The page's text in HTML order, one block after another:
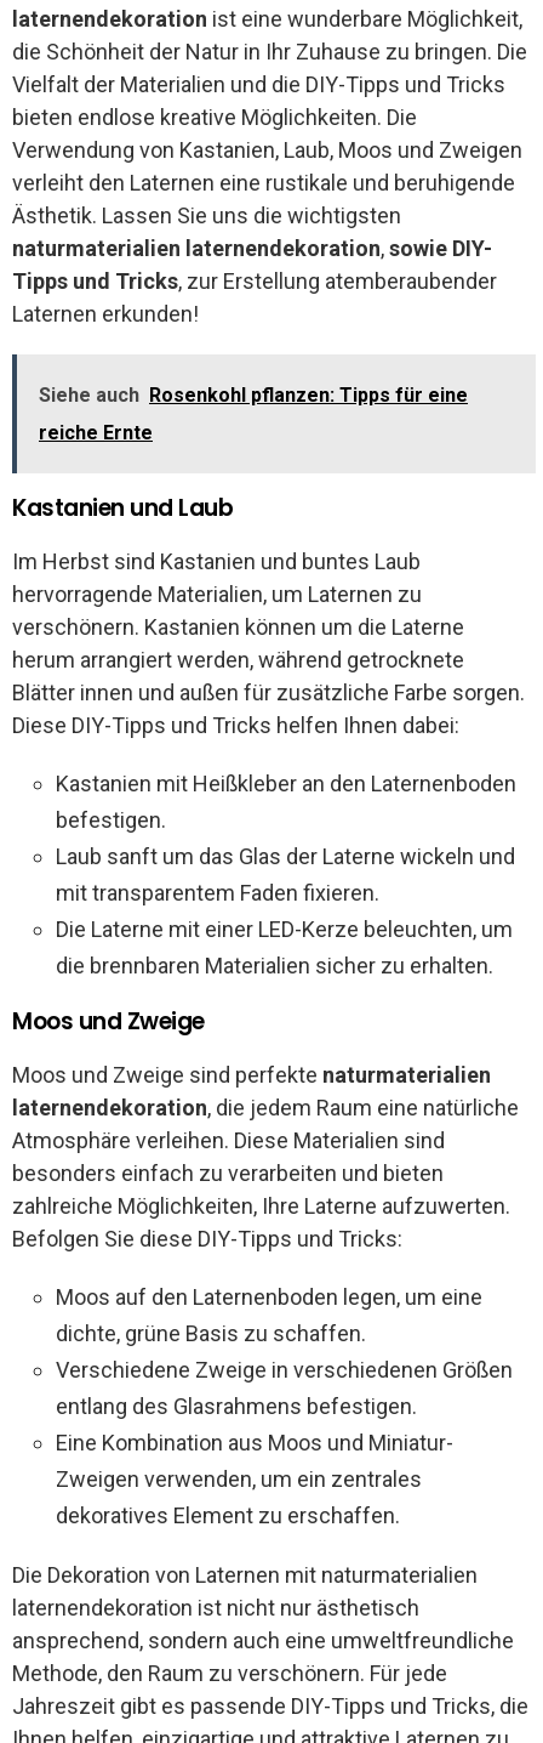
laternendekoration ist eine wunderbare Möglichkeit,
die Schönheit der Natur in Ihr Zuhause zu bringen. Die
Vielfalt der Materialien und die DIY-Tipps und Tricks
bieten endlose kreative Möglichkeiten. Die
Verwendung von Kastanien, Laub, Moos und Zweigen
verleiht den Laternen eine rustikale und beruhigende
Ästhetik. Lassen Sie uns die wichtigsten
naturmaterialien laternendekoration,sowie DIY-
Tipps und Tricks, zur Erstellung atemberaubender
Laternen erkunden!
Siehe auch Rosenkohl pflanzen: Tipps für eine
reiche Ernte
Kastanien und Laub
Im Herbst sind Kastanien und buntes Laub
hervorragende Materialien, um Laternen zu
verschönern. Kastanien können um die Laterne
herum arrangiert werden, während getrocknete
Blätter innen und außen für zusätzliche Farbe sorgen.
Diese DIY-Tipps und Tricks helfen Ihnen dabei:
Kastanien mit Heißkleber an den Laternenboden
befestigen.
Laub sanft um das Glas der Laterne wickeln und
mit transparentem Faden fixieren.
Die Laterne mit einer LED-Kerze beleuchten, um
die brennbaren Materialien sicher zu erhalten.
Moos und Zweige
Moos und Zweige sind perfekte naturmaterialien
laternendekoration, die jedem Raum eine natürliche
Atmosphäre verleihen. Diese Materialien sind
besonders einfach zu verarbeiten und bieten
zahlreiche Möglichkeiten, Ihre Laterne aufzuwerten.
Befolgen Sie diese DIY-Tipps und Tricks:
Moos auf den Laternenboden legen, um eine
dichte, grüne Basis zu schaffen.
Verschiedene Zweige in verschiedenen Größen
entlang des Glasrahmens befestigen.
Eine Kombination aus Moos und Miniatur-
Zweigen verwenden, um ein zentrales
dekoratives Element zu erschaffen.
Die Dekoration von Laternen mit naturmaterialien
laternendekoration ist nicht nur ästhetisch
ansprechend, sondern auch eine umweltfreundliche
Methode, den Raum zu verschönern. Für jede
Jahreszeit gibt es passende DIY-Tipps und Tricks, die